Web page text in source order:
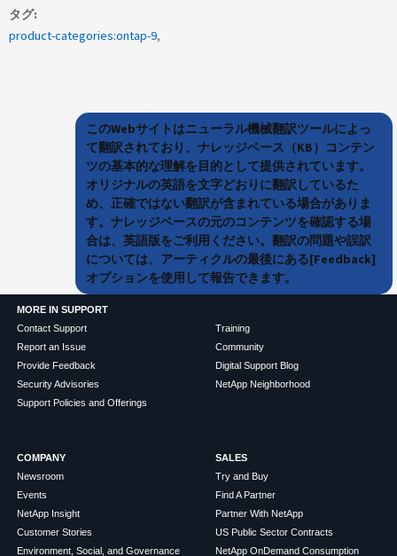
タグ
product-categories:ontap-9
このWebサイトはニューラル機械翻訳ツールによっ
て翻訳されており、ナレッジベース（KB）コンテン
ツの基本的な理解を目的として提供されています。
オリジナルの英語を文字どおりに翻訳しているた
め、正確ではない翻訳が含まれている場合がありま
す。ナレッジベースの元のコンテンツを確認する場
合は、英語版をご利用ください。翻訳の問題や誤訳
については、アーティクルの最後にある[Feedback]
オプションを使用して報告できます。
MORE IN SUPPORT
Contact Support
Report an Issue
Provide Feedback
Security Advisories
Support Policies and Offerings
Training
Community
Digital Support Blog
NetApp Neighborhood
COMPANY
Newsroom
Events
NetApp Insight
Customer Stories
Environment, Social, and Governance
SALES
Try and Buy
Find A Partner
Partner With NetApp
US Public Sector Contracts
NetApp OnDemand Consumption